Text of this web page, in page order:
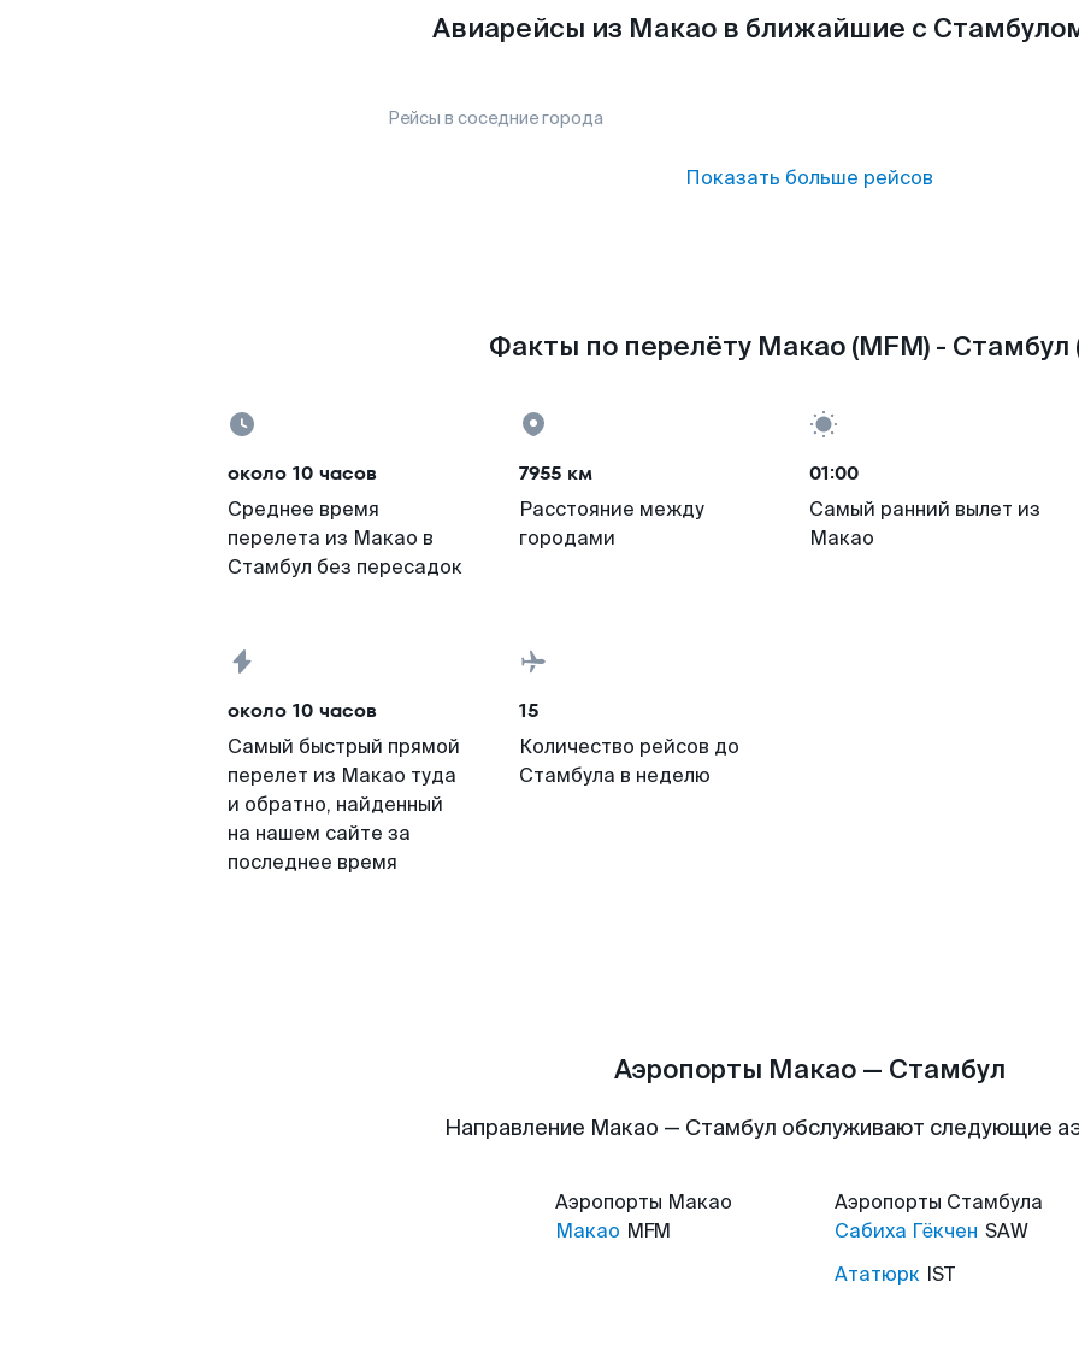
Авиарейсы из Макао в ближайшие с
Рейсы в соседние города
Показать больше рейсов
Факты по перелёту Макао (MFM) - Стамбул
около 10 часов
Среднее время
перелета из Макао в
Стамбул без пересадок
7955 км
Расстояние между
городами
01:00
Самый ранний вылет из
Макао
около 10 часов
Самый быстрый прямой
перелет из Макао туда
и обратно, найденный
на нашем сайте за
последнее время
15
Количество рейсов до
Стамбула в неделю
Аэропорты Макао — Стамбул
Направление Макао — Стамбул обслуживают следующие
Аэропорты Макао
Макао MFM
Аэропорты Стамбула
Сабиха Гёкчен SAW
Ататюрк IST